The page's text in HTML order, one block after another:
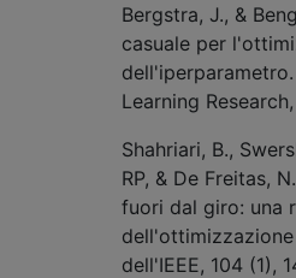
Bergstra, J., &
casuale per
Learning
Shahriari, B.,
RP, & De Freitas,
fuori dal giro: una
dell'IEEE, 104 (1),